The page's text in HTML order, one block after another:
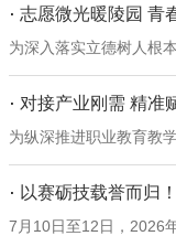
志愿微光暖陵园
为深入落实立德树人根
对接产业刚需 精
为纵深推进职业教育教
以赛砺技载誉而归
7月10日至12日，2026